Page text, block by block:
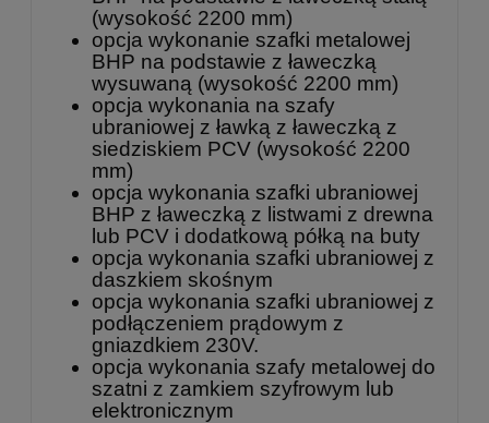
(wysokość 2200 mm)
opcja wykonanie szafki metalowej
BHP na podstawie z ławeczką
wysuwaną (wysokość 2200 mm)
opcja wykonania na szafy
ubraniowej z ławką z ławeczką z
siedziskiem PCV (wysokość 2200
mm)
opcja wykonania szafki ubraniowej
BHP z ławeczką z listwami z drewna
lub PCV i dodatkową półką na buty
opcja wykonania szafki ubraniowej z
daszkiem skośnym
opcja wykonania szafki ubraniowej z
podłączeniem prądowym z
gniazdkiem 230V.
opcja wykonania szafy metalowej do
szatni z zamkiem szyfrowym lub
elektronicznym